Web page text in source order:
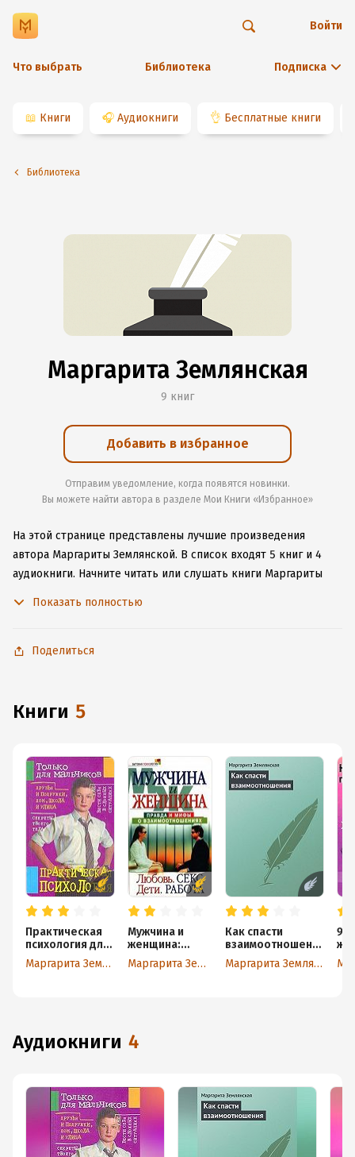
Что выбрать Библиотека Подписка
Войти
📖 Книги 🎧 Аудиокниги 👌 Бесплатные книги
Библиотека
Маргарита Землянская
9 книг
Добавить в избранное
Отправим уведомление, когда появятся новинки.
Вы можете найти автора в разделе Мои Книги «Избранное»
На этой странице представлены лучшие произведения
автора Маргариты Землянской. В список входят 5 книг и 4
аудиокниги. Начните читать или слушать книги Маргариты
к интернету.
Показать полностью
Поделиться
книги 5
Практическая
психология для
мальчиков
Маргарита Землянская
Мужчина и
женщина:
правда и мифы
о
Маргарита Землянская
Как спасти
взаимоотношени
я
Маргарита Землянская
9
аудиокниги 4